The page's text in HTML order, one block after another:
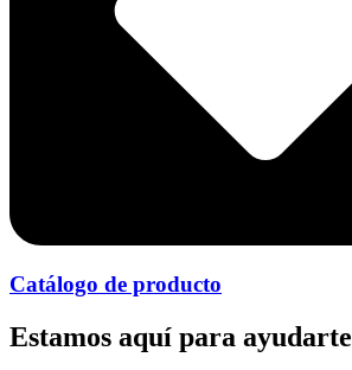
Catálogo de producto
Estamos aquí para ayudarte